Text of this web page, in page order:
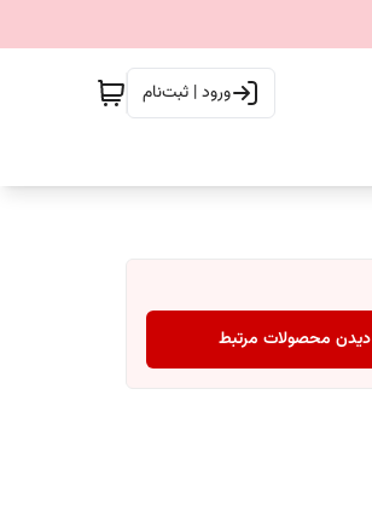
ورود | ثبت‌نام
دیدن محصولات مرتبط